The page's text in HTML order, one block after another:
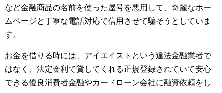
など金融商品の名前を使った屋号を悪用して、奇麗なホー
ムページと丁寧な電話対応で信用させて騙そうとしていま
す。
お金を借りる時には、アイエイストという違法金融業者で
はなく、法定金利で貸してくれる正規登録されていて安心
できる優良消費者金融やカードローン会社に融資依頼をし